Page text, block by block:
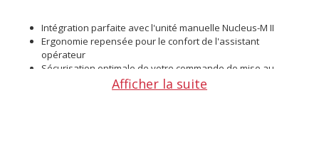
Intégration parfaite avec l'unité manuelle Nucleus-M II
Ergonomie repensée pour le confort de l'assistant
opérateur
Sécurisation optimale de votre commande de mise au
Afficher la suite